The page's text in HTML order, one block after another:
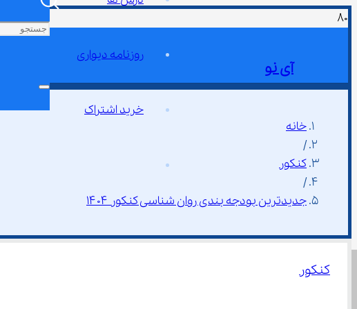
آی نو
روزنامه دیواری
خرید اشتراک
خانه
/
کنکور
/
جدیدترین بودجه بندی روان شناسی کنکور ۱۴۰۴
کنکور